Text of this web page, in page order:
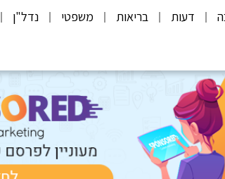
דעות בריאות משפטי נדל"ן